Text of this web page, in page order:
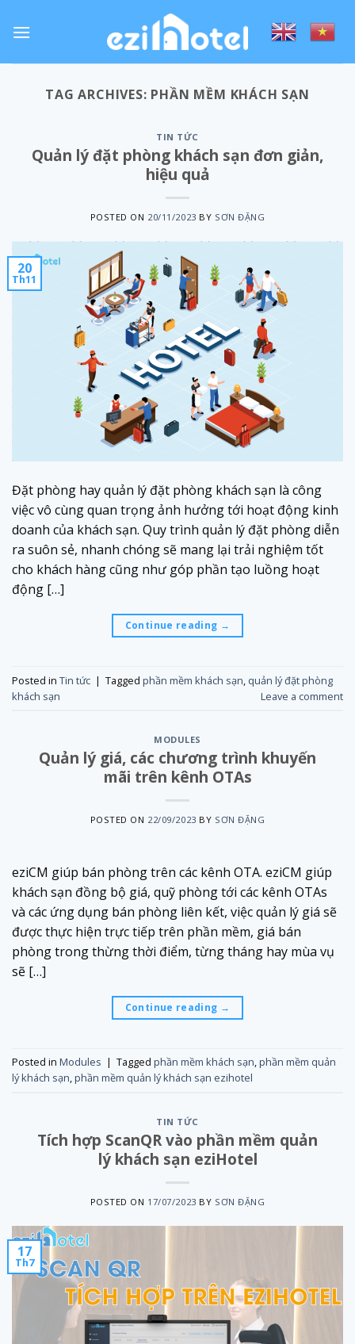
TAG ARCHIVES: PHẦN MỀM KHÁCH SẠN
TIN TỨC
Quản lý đặt phòng khách sạn đơn giản,
hiệu quả
POSTED ON 20/11/2023 BY SƠN ĐẶNG
20
Th11
Đặt phòng hay quản lý đặt phòng khách sạn là công
việc vô cùng quan trọng ảnh hưởng tới hoạt động kinh
doanh của khách sạn. Quy trình quản lý đặt phòng diễn
ra suôn sẻ, nhanh chóng sẽ mang lại trải nghiệm tốt
cho khách hàng cũng như góp phần tạo luồng hoạt
động […]
Continue reading →
Posted in Tin tức | Tagged phần mềm khách sạn, quản lý đặt phòng
khách sạn
Leave a comment
MODULES
Quản lý giá, các chương trình khuyến
mãi trên kênh OTAs
POSTED ON 22/09/2023 BY SƠN ĐẶNG
eziCM giúp bán phòng trên các kênh OTA. eziCM giúp
khách sạn đồng bộ giá, quỹ phòng tới các kênh OTAs
và các ứng dụng bán phòng liên kết, việc quản lý giá sẽ
được thực hiện trực tiếp trên phần mềm, giá bán
phòng trong thừng thời điểm, từng tháng hay mùa vụ
sẽ […]
Continue reading →
Posted in Modules | Tagged phần mềm khách sạn,phần mềm quản
lý khách sạn,phần mềm quản lý khách sạn ezihotel
TIN TỨC
Tích hợp ScanQR vào phần mềm quản
lý khách sạn eziHotel
POSTED ON 17/07/2023 BY SƠN ĐẶNG
17
Th7